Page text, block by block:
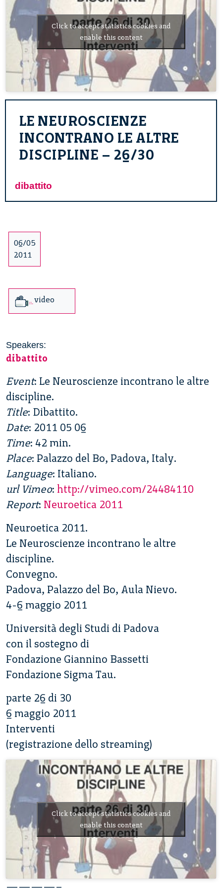
Click to accept statistics cookies and
enable this content
LE NEUROSCIENZE
INCONTRANO LE ALTRE
DISCIPLINE – 26/30
dibattito
06/05
2011
video
Speakers:
dibattito
Event: Le Neuroscienze incontrano le altre
discipline.
Title: Dibattito.
Date: 2011 05 06
Time: 42 min.
Place: Palazzo del Bo, Padova, Italy.
Language: Italiano.
url Vimeo: http://vimeo.com/24484110
Report: Neuroetica 2011
Neuroetica 2011.
Le Neuroscienze incontrano le altre
discipline.
Convegno.
Padova, Palazzo del Bo, Aula Nievo.
4-6 maggio 2011
Università degli Studi di Padova
con il sostegno di
Fondazione Giannino Bassetti
Fondazione Sigma Tau.
parte 26 di 30
6 maggio 2011
Interventi
(registrazione dello streaming)
Click to accept statistics cookies and
enable this content
————–